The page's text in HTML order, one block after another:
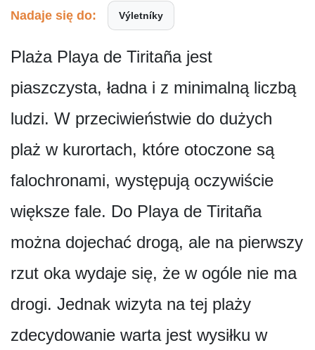
Nadaje się do: Výletníky
Plaża Playa de Tiritaña jest
piaszczysta, ładna i z minimalną liczbą
ludzi. W przeciwieństwie do dużych
plaż w kurortach, które otoczone są
falochronami, występują oczywiście
większe fale. Do Playa de Tiritaña
można dojechać drogą, ale na pierwszy
rzut oka wydaje się, że w ogóle nie ma
drogi. Jednak wizyta na tej plaży
zdecydowanie warta jest wysiłku w